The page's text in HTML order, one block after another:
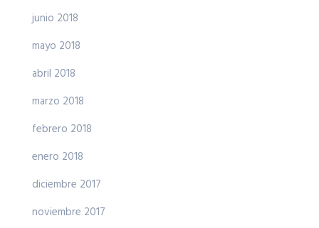
junio 2018
mayo 2018
abril 2018
marzo 2018
febrero 2018
enero 2018
diciembre 2017
noviembre 2017